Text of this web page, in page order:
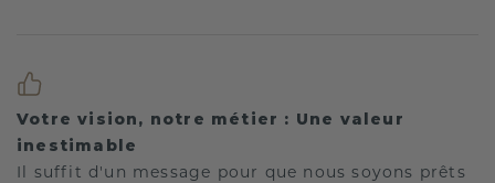
Votre vision, notre métier : Une valeur
inestimable
Il suffit d'un message pour que nous soyons prêts